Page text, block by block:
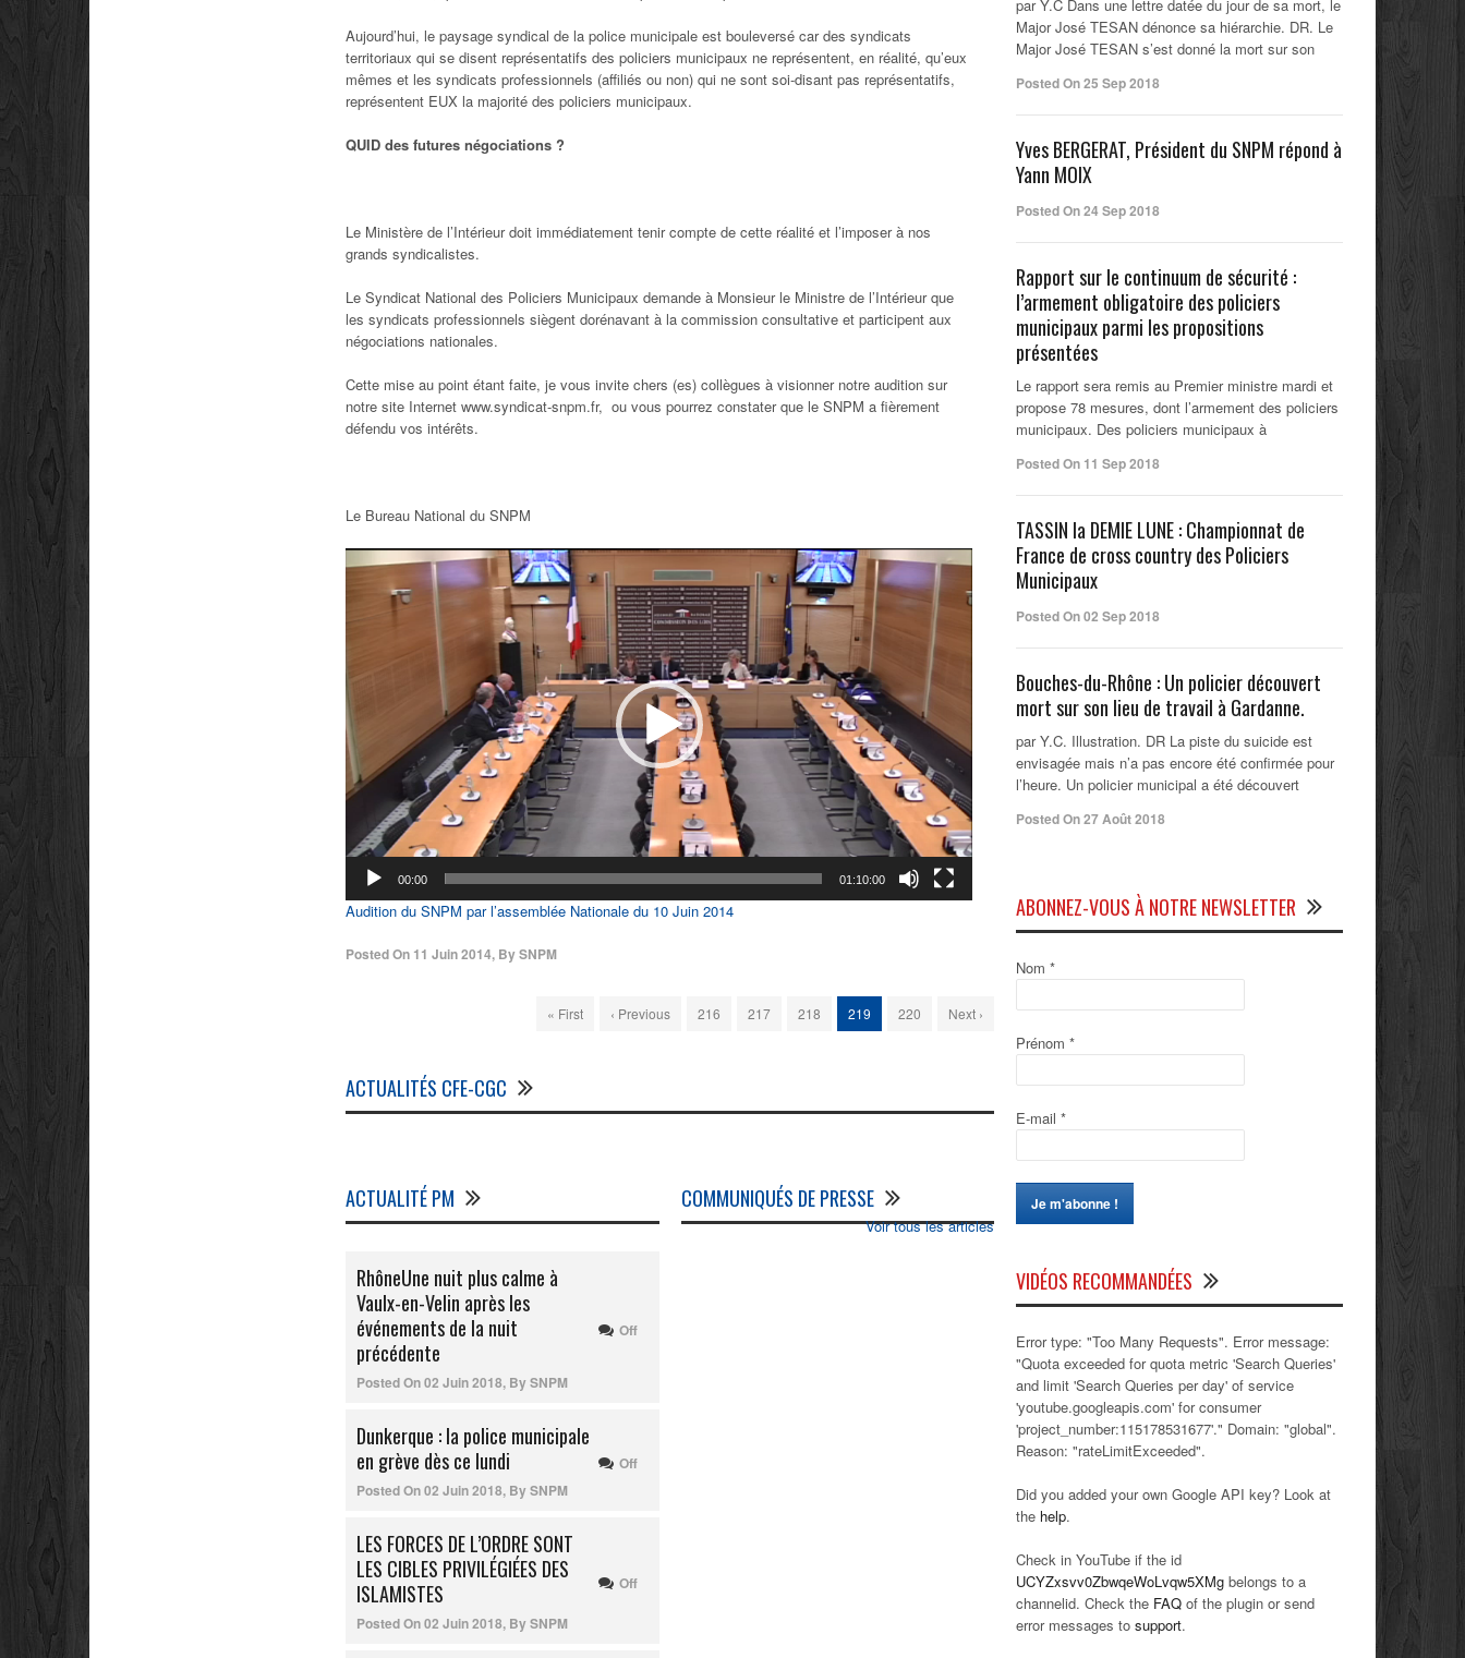
Aujourd’hui, le paysage syndical de la police municipale est bouleversé car des syndicats
territoriaux qui se disent représentatifs des policiers municipaux ne représentent, en réalité, qu’eux
mêmes et les syndicats professionnels (affiliés ou non) qui ne sont soi-disant pas représentatifs,
représentent EUX la majorité des policiers municipaux.
QUID des futures négociations ?
Le Ministère de l’Intérieur doit immédiatement tenir compte de cette réalité et l’imposer à nos
grands syndicalistes.
Le Syndicat National des Policiers Municipaux demande à Monsieur le Ministre de l’Intérieur que
les syndicats professionnels siègent dorénavant à la commission consultative et participent aux
négociations nationales.
Cette mise au point étant faite, je vous invite chers (es) collègues à visionner notre audition sur
notre site Internet www.syndicat-snpm.fr, ou vous pourrez constater que le SNPM a fièrement
défendu vos intérêts.
Le Bureau National du SNPM
Lecteur
00:00 01:10:00
Audition du SNPM par l’assemblée Nationale du 10 Juin 2014
Posted On 11 Juin 2014, BySNPM
« First ‹ Previous 216 217 218 219 220 Next ›
ACTUALITÉS CFE-CGC
ACTUALITÉ PM
RhôneUne nuit plus calme à
Vaulx-en-Velin après les
événements de la nuit
précédente
Posted On02 Juin 2018, BySNPM
Off
Dunkerque : la police municipale
en grève dès ce lundi
Posted On02 Juin 2018, BySNPM
Off
LES FORCES DE L’ORDRE SONT
LES CIBLES PRIVILÉGIÉES DES
ISLAMISTES
Posted On02 Juin 2018, BySNPM
Off
COMMUNIQUÉS DE PRESSE
Voir tous les articles
par Y.C Dans une lettre datée du jour de sa mort, le
Major José TESAN dénonce sa hiérarchie. DR. Le
Major José TESAN s’est donné la mort sur son
Posted On 25 Sep 2018
Yves BERGERAT, Président du SNPM répond à
Yann MOIX
Posted On 24 Sep 2018
Rapport sur le continuum de sécurité :
l’armement obligatoire des policiers
municipaux parmi les propositions
présentées
Le rapport sera remis au Premier ministre mardi et
propose 78 mesures, dont l’armement des policiers
municipaux. Des policiers municipaux à
Posted On 11 Sep 2018
TASSIN la DEMIE LUNE : Championnat de
France de cross country des Policiers
Municipaux
Posted On 02 Sep 2018
Bouches-du-Rhône : Un policier découvert
mort sur son lieu de travail à Gardanne.
par Y.C. Illustration. DR La piste du suicide est
envisagée mais n’a pas encore été confirmée pour
l’heure. Un policier municipal a été découvert
Posted On 27 Août 2018
ABONNEZ-VOUS À NOTRE NEWSLETTER
Nom *
Prénom *
E-mail *
VIDÉOS RECOMMANDÉES
Error type: "Too Many Requests". Error message:
"Quota exceeded for quota metric 'Search Queries'
and limit 'Search Queries per day' of service
'youtube.googleapis.com' for consumer
'project_number:115178531677'." Domain: "global".
Reason: "rateLimitExceeded".
Did you added your own Google API key? Look at
the help.
Check in YouTube if the id
UCYZxsvv0ZbwqeWoLvqw5XMg belongs to a
channelid. Check the FAQ of the plugin or send
error messages to support.